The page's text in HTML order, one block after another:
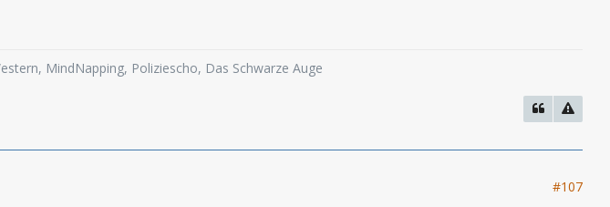
MindNapping, Poliziescho, Das Schwarze Auge
#107